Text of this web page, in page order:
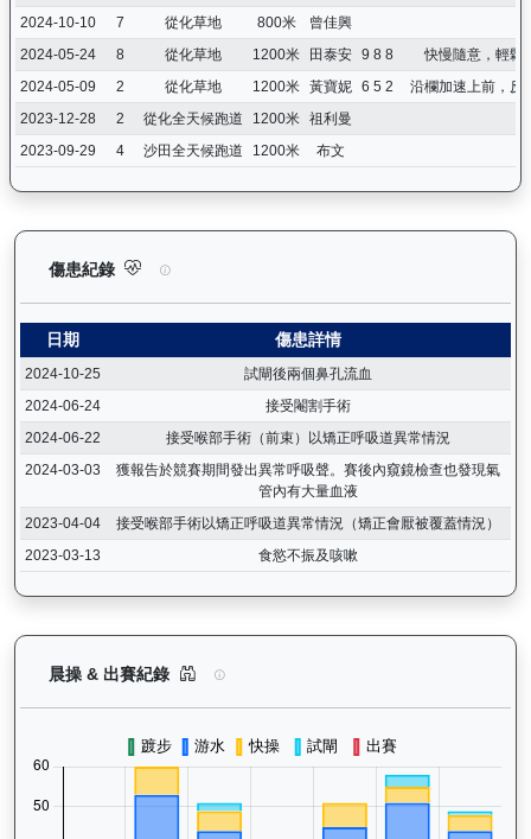
2024-10-10
7 從化草地 800米
曾佳興
2024-05-24
8 從化草地 1200米 田泰安 9 8 8
快慢隨意，輕鬆
2024-05-09
2 從化草地 1200米 黃寶妮 6 5 2
沿欄加速上前，反
2023-12-28
2 從化全天候跑道 1200米 祖利曼
2023-09-29
4 沙田全天候跑道 1200米 布文
傷患紀錄 中華英雄（G402）— 傷患紀錄：查看馬匹完
日期 傷患詳情
2024-10-25
試閘後兩個鼻孔流血
2024-06-24
接受閹割手術
2024-06-22
接受喉部手術（前束）以矯正呼吸道異常情況
2024-03-03
獲報告於競賽期間發出異常呼吸聲。賽後內窺鏡檢查也發現氣
管內有大量血液
2023-04-04
接受喉部手術以矯正呼吸道異常情況（矯正會厭被覆蓋情況）
2023-03-13
食慾不振及咳嗽
晨操 & 出賽紀錄 中華英雄（G402）— 晨操及出賽紀錄圖